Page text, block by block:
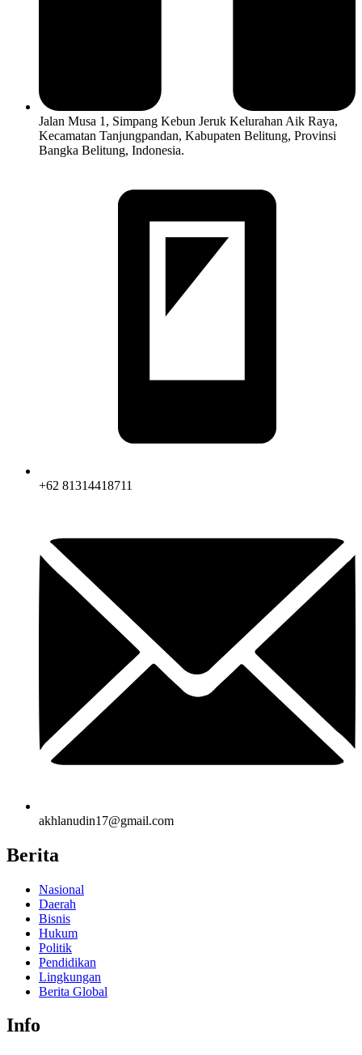
Jalan Musa 1, Simpang Kebun Jeruk Kelurahan Aik Raya,
Kecamatan Tanjungpandan, Kabupaten Belitung, Provinsi
Bangka Belitung, Indonesia.
+62 81314418711
akhlanudin17@gmail.com
Berita
Nasional
Daerah
Bisnis
Hukum
Politik
Pendidikan
Lingkungan
Berita Global
Info